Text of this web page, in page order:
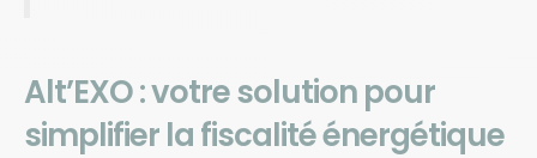
Alt’EXO : votre solution pour
simplifier la fiscalité énergétique